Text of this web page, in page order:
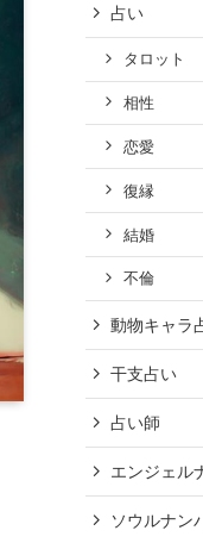
占い
タロット
相性
恋愛
復縁
結婚
不倫
動物キャラ
干支占い
占い師
エンジェル
ソウルナン